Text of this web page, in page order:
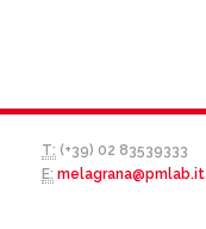
T: (+39) 02 83539333
E: melagrana@pmlab.it